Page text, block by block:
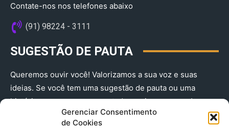
Gerenciar Consentimento
de Cookies
Contate-nos nos telefones abaixo
(91) 98224 - 3111
SUGESTÃO DE PAUTA
Queremos ouvir você! Valorizamos a sua voz e suas
ideias. Se você tem uma sugestão de pauta ou uma
história que merece ser contada, envie-nos agora!
(91) 98224 - 3111